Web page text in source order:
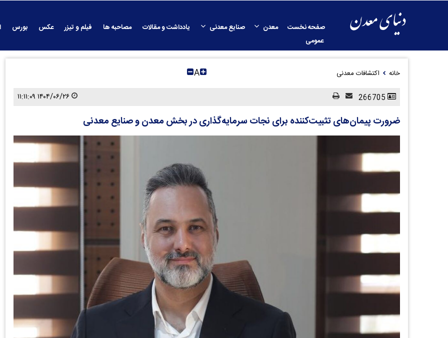
صفحه نخست معدن صنایع معدنی یادداشت و مقالات مصاحبه ها فیلم و تیزر عکس بورس
عمومی
خانه اکتشافات معدنی A
۱۴۰۴/۰۶/۲۶ ۱۱:۱۱:۰۹
ضرورت پیمان‌های تثبیت‌کننده برای نجات سرمایه‌گذاری در بخش معدن و صنایع معدنی